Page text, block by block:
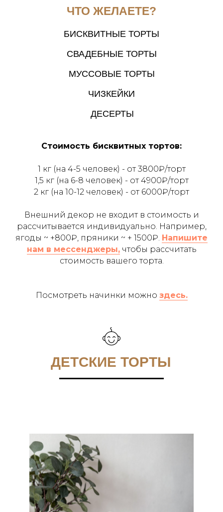
ЧТО ЖЕЛАЕТЕ?
БИСКВИТНЫЕ ТОРТЫ
СВАДЕБНЫЕ ТОРТЫ
МУССОВЫЕ ТОРТЫ
ЧИЗКЕЙКИ
ДЕСЕРТЫ
Стоимость бисквитных тортов:
1 кг (на 4-5 человек) - от 3800₽/торт
1,5 кг (на 6-8 человек) - от 4900₽/торт
2 кг (на 10-12 человек) - от 6000₽/торт
Внешний декор не входит в стоимость и
рассчитывается индивидуально. Например,
ягоды ~ +800₽, пряники ~ + 1500₽. Напишите
нам в мессенджеры,чтобы рассчитать
стоимость вашего торта.
Посмотреть начинки можно здесь.
ДЕТСКИЕ ТОРТЫ